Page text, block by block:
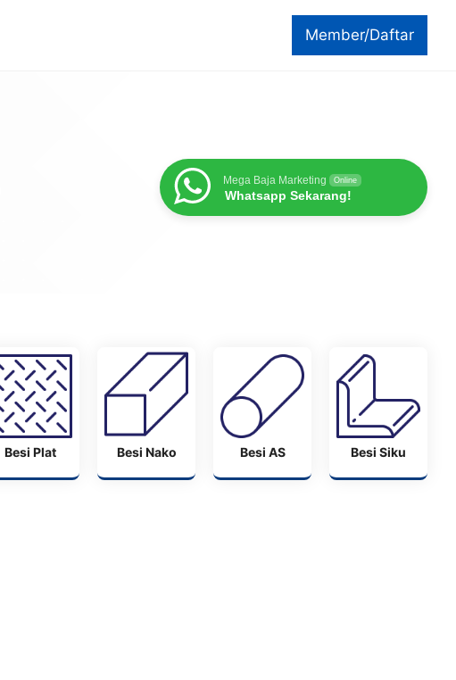
Member/Daftar
Mega Baja Marketing Online
Whatsapp Sekarang!
Besi Plat Besi Nako Besi AS Besi Siku